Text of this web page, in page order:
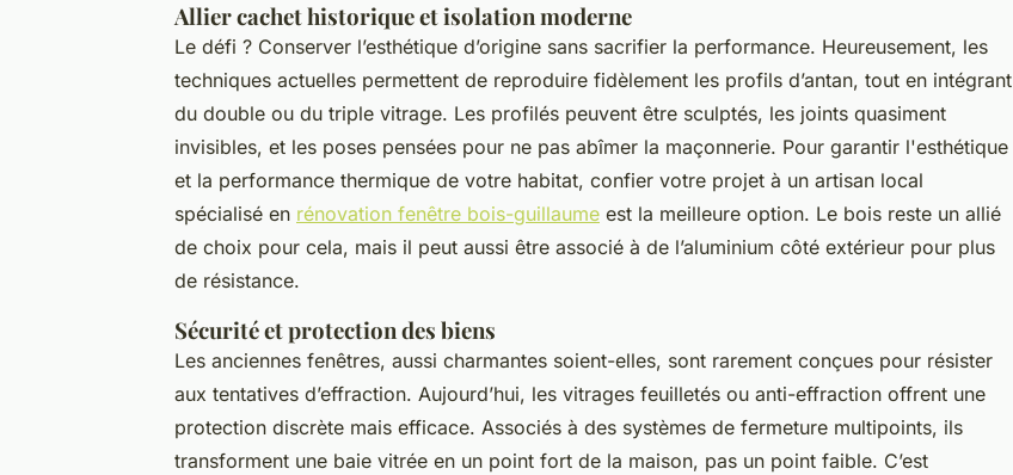
Allier cachet historique et isolation moderne
Le défi ? Conserver l’esthétique d’origine sans sacrifier la performance. Heureusement, les
techniques actuelles permettent de reproduire fidèlement les profils d’antan, tout en intégrant
du double ou du triple vitrage. Les profilés peuvent être sculptés, les joints quasiment
invisibles, et les poses pensées pour ne pas abîmer la maçonnerie. Pour garantir l'esthétique
et la performance thermique de votre habitat, confier votre projet à un artisan local
spécialisé en rénovation fenêtre bois-guillaume est la meilleure option. Le bois reste un allié
de choix pour cela, mais il peut aussi être associé à de l’aluminium côté extérieur pour plus
de résistance.
Sécurité et protection des biens
Les anciennes fenêtres, aussi charmantes soient-elles, sont rarement conçues pour résister
aux tentatives d’effraction. Aujourd’hui, les vitrages feuilletés ou anti-effraction offrent une
protection discrète mais efficace. Associés à des systèmes de fermeture multipoints, ils
transforment une baie vitrée en un point fort de la maison, pas un point faible. C’est